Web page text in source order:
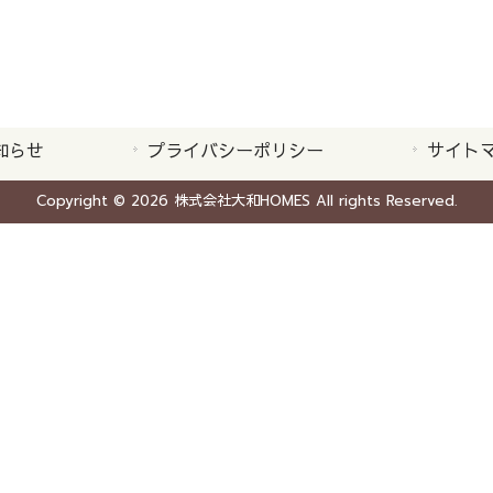
らせ プライバシーポリシー サイト
Copyright © 2026 株式会社大和HOMES All rights Reserved.